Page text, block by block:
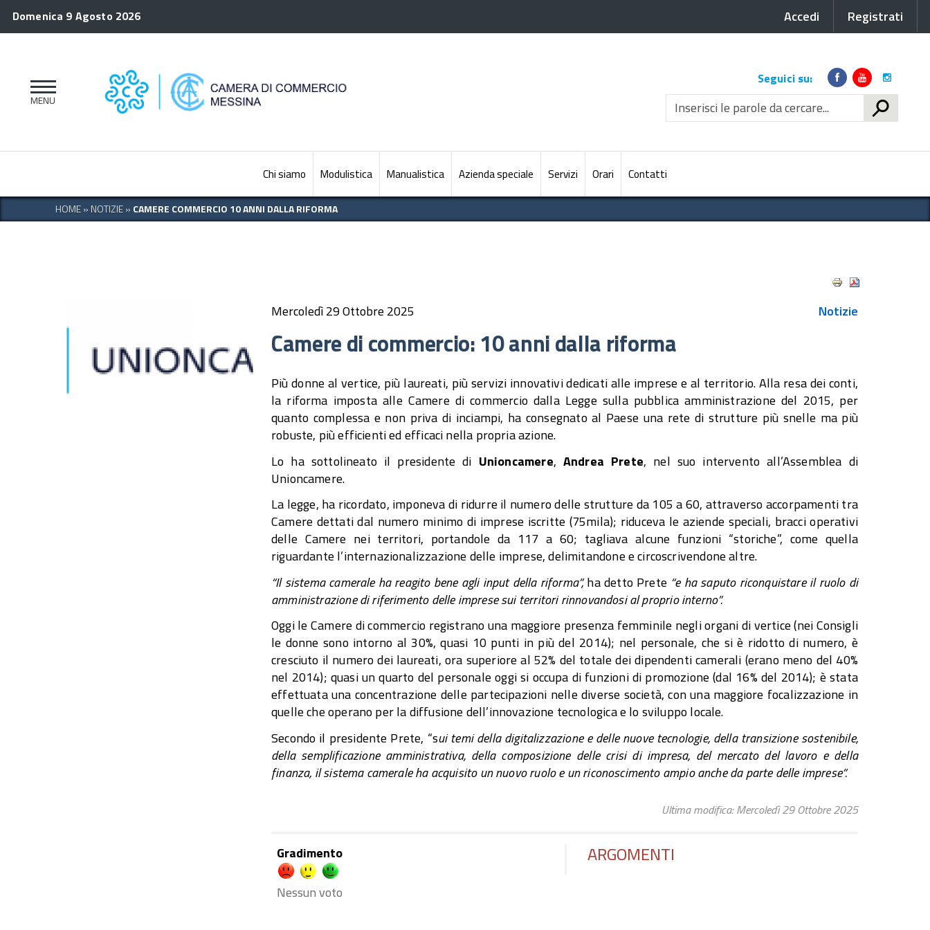
Domenica 9 Agosto 2026 Registrati
Accedi
Link
social
Seguici su:
Chi siamo Modulistica Manualistica Azienda speciale Servizi Orari Contatti
HOME» NOTIZIE» CAMERE COMMERCIO 10 ANNI DALLA RIFORMA
Mercoledì 29 Ottobre 2025 Notizie
Camere di commercio: 10 anni dalla riforma
Più donne al vertice, più laureati, più servizi innovativi dedicati alle imprese e al territorio. Alla resa dei conti,
la riforma imposta alle Camere di commercio dalla Legge sulla pubblica amministrazione del 2015, per
quanto complessa e non priva di inciampi, ha consegnato al Paese una rete di strutture più snelle ma più
robuste, più efficienti ed efficaci nella propria azione.
Lo ha sottolineato il presidente di Unioncamere, Andrea Prete, nel suo intervento all’Assemblea di
Unioncamere.
La legge, ha ricordato, imponeva di ridurre il numero delle strutture da 105 a 60, attraverso accorpamenti tra
Camere dettati dal numero minimo di imprese iscritte (75mila); riduceva le aziende speciali, bracci operativi
delle Camere nei territori, portandole da 117 a 60; tagliava alcune funzioni “storiche”, come quella
riguardante l’internazionalizzazione delle imprese, delimitandone e circoscrivendone altre.
“Il sistema camerale ha reagito bene agli input della riforma”,ha detto Prete “e ha saputo riconquistare il ruolo di
amministrazione di riferimento delle imprese sui territori rinnovandosi al proprio interno”.
Oggi le Camere di commercio registrano una maggiore presenza femminile negli organi di vertice (nei Consigli
le donne sono intorno al 30%, quasi 10 punti in più del 2014); nel personale, che si è ridotto di numero, è
cresciuto il numero dei laureati, ora superiore al 52% del totale dei dipendenti camerali (erano meno del 40%
nel 2014); quasi un quarto del personale oggi si occupa di funzioni di promozione (dal 16% del 2014); è stata
effettuata una concentrazione delle partecipazioni nelle diverse società, con una maggiore focalizzazione in
quelle che operano per la diffusione dell’innovazione tecnologica e lo sviluppo locale.
Secondo il presidente Prete, “sui temi della digitalizzazione e delle nuove tecnologie, della transizione sostenibile,
della semplificazione amministrativa, della composizione delle crisi di impresa, del mercato del lavoro e della
finanza, il sistema camerale ha acquisito un nuovo ruolo e un riconoscimento ampio anche da parte delle imprese”.
Ultima modifica: Mercoledì 29 Ottobre 2025
Gradimento
Nessun voto
ARGOMENTI